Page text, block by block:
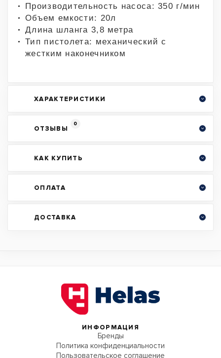
Производительность насоса: 350 г/мин
Объем емкости: 20л
Длина шланга 3,8 метра
Тип пистолета: механический с
жестким наконечником
ХАРАКТЕРИСТИКИ
ОТЗЫВЫ
0
КАК КУПИТЬ
ОПЛАТА
ДОСТАВКА
ИНФОРМАЦИЯ
Бренды
Политика конфиденциальности
Пользовательское соглашение